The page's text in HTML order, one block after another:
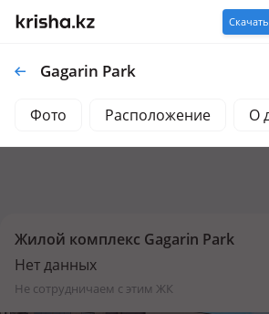
Gagarin Park
Фото Расположение О
Жилой комплекс Gagarin Park
Нет данных
не сотрудничаем с этим ЖК